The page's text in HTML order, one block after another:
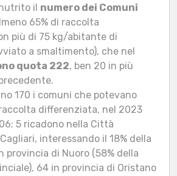
il numero dei Comuni
65% di raccolta
più di 75 kg/abitante di
a smaltimento), che nel
quota 222, ben 20 in più
170 i comuni che potevano
differenziata, nel 2023
5 ricadono nella Città
interessando il 18% della
provincia di Nuoro (58% della
64 in provincia di Oristano